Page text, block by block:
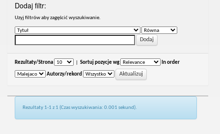
Dodaj filtr:
Uzyj filtrów aby zagęścić wyszukiwanie.
Rezultaty/Strona Sortuj pozycje wg In order
Autorzy/rekord
Rezultaty 1-1 z 1 (Czas wyszukiwania: 0.001 sekund).